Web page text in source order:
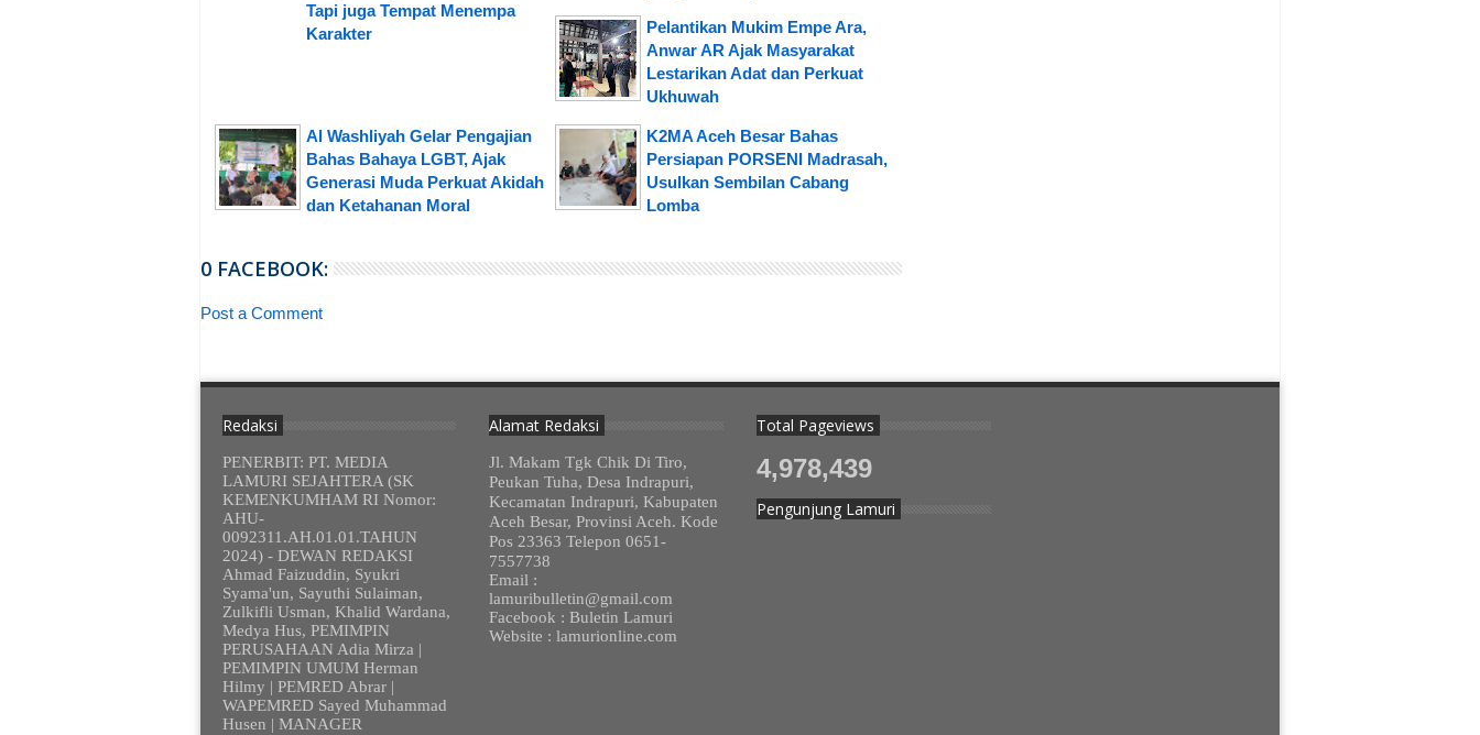
Tapi juga Tempat Menempa
Karakter
Pelantikan Mukim Empe Ara,
Anwar AR Ajak Masyarakat
Lestarikan Adat dan Perkuat
Ukhuwah
Al Washliyah Gelar Pengajian
Bahas Bahaya LGBT, Ajak
Generasi Muda Perkuat Akidah
dan Ketahanan Moral
K2MA Aceh Besar Bahas
Persiapan PORSENI Madrasah,
Usulkan Sembilan Cabang
Lomba
0 FACEBOOK:
Post a Comment
Redaksi
PENERBIT: PT. MEDIA
LAMURI SEJAHTERA (SK
KEMENKUMHAM RI Nomor:
AHU-
0092311.AH.01.01.TAHUN
2024) - DEWAN REDAKSI
Ahmad Faizuddin, Syukri
Syama'un, Sayuthi Sulaiman,
Zulkifli Usman, Khalid Wardana,
Medya Hus, PEMIMPIN
PERUSAHAAN Adia Mirza |
PEMIMPIN UMUM Herman
Hilmy | PEMRED Abrar |
WAPEMRED Sayed Muhammad
Husen | MANAGER
Alamat Redaksi
Jl. Makam Tgk Chik Di Tiro,
Peukan Tuha, Desa Indrapuri,
Kecamatan Indrapuri, Kabupaten
Aceh Besar, Provinsi Aceh. Kode
Pos 23363 Telepon 0651-
7557738
Email :
lamuribulletin@gmail.com
Facebook : Buletin Lamuri
Website : lamurionline.com
Total Pageviews
4,978,439
Pengunjung Lamuri